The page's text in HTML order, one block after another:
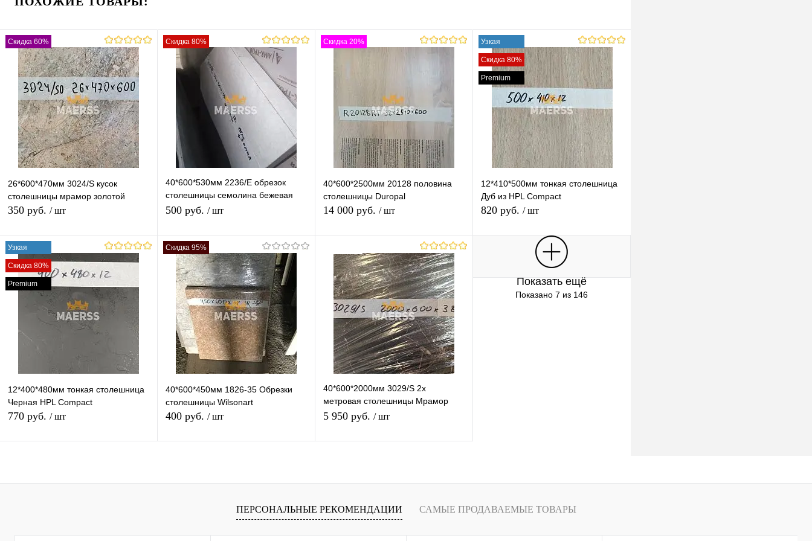
В избранное В наличии В избранное В наличии В избранное В наличии
Толщина (Ваш Выбор)
40mm
Ширина (Ваш Выбор)
600mm 800mm 1200mm
Скидка 60%
26*600*470мм 3024/S кусок
столешницы мрамор золотой
350 руб. / шт
В корзину
Купить в 1 клик К сравнению
В избранное В наличии
Скидка 80%
40*600*530мм 2236/E обрезок
столешницы семолина бежевая
глянец
500 руб. / шт
В корзину
Купить в 1 клик К сравнению
В избранное В наличии
Скидка 20%
40*600*2500мм 20128 половина
столешницы Duropal
14 000 руб. / шт
В корзину
Купить в 1 клик К сравнению
В избранное В наличии
Узкая
Скидка 80%
Premium
12*410*500мм тонкая столешница
Дуб из HPL Compact
820 руб. / шт
В корзину
Купить в 1 клик К сравнению
Узкая
Скидка 80%
Premium
12*400*480мм тонкая столешница
Черная HPL Compact
770 руб. / шт
Скидка 95%
40*600*450мм 1826-35 Обрезки
столешницы Wilsonart
400 руб. / шт
В наличии
40*600*2000мм 3029/S 2х
метровая столешницы Мрамор
марквина черный
5 950 руб. / шт
В избранное В наличии
Показать ещё
Показано 7 из 146
ПЕРСОНАЛЬНЫЕ РЕКОМЕНДАЦИИ САМЫЕ ПРОДАВАЕМЫЕ ТОВАРЫ